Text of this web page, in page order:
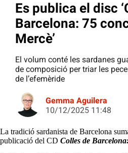
Es publica el disc
Barcelona: 75
Mercè’
El volum conté les sardanes
de composició per triar les
de l’efemèride
Gemma Aguilera
10/12/2025 11:48
La tradició sardanista de Barcelona
publicació del CD Colles de